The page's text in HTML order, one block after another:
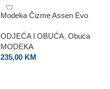
Modeka Čizme Assen Evo
ODJEĆA I OBUĆA, Obuća
MODEKA
235,00 KM